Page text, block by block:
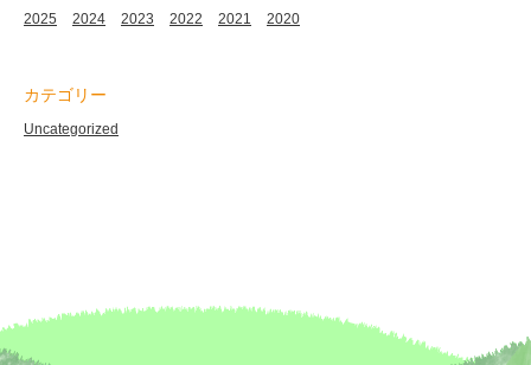
2025
2024 2023 2022 2021 2020
カテゴリー
Uncategorized